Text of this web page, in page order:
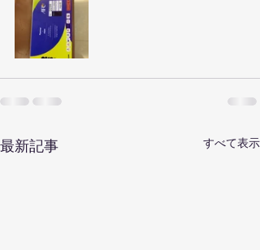
最新記事 すべて表示